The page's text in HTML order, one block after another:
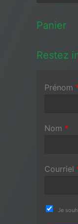
Panier
Restez
Prénom
Nom *
Courriel
Je